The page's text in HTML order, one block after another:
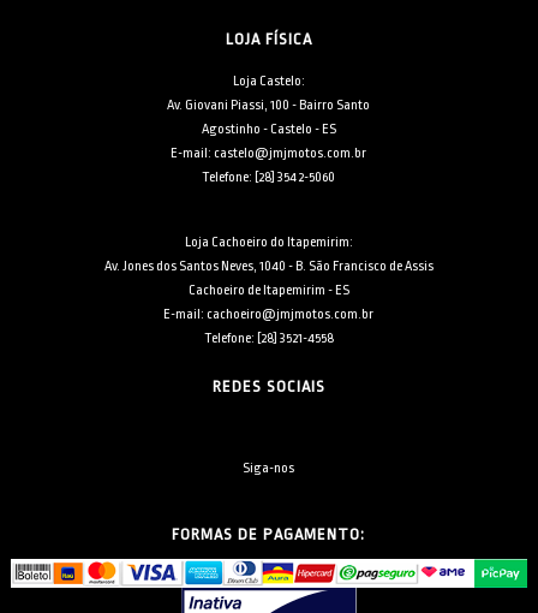
LOJA FÍSICA
Loja Castelo:
Av. Giovani Piassi, 100 - Bairro Santo
Agostinho - Castelo - ES
E-mail: castelo@jmjmotos.com.br
Telefone: [28] 3542-5060
Loja Cachoeiro do Itapemirim:
Av. Jones dos Santos Neves, 1040 - B. São Francisco de Assis
Cachoeiro de Itapemirim - ES
E-mail: cachoeiro@jmjmotos.com.br
Telefone: [28] 3521-4558
REDES SOCIAIS
Siga-nos
FORMAS DE PAGAMENTO: